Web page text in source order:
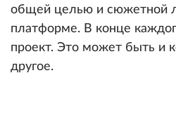
общей целью и сюжетной
платформе. В конце
проект. Это может быть и
другое.